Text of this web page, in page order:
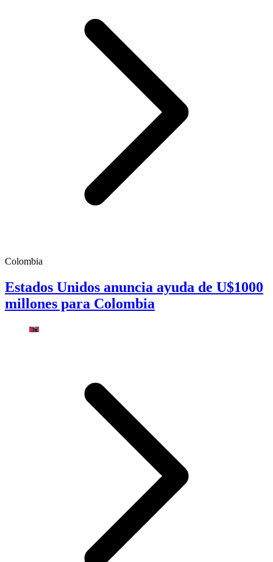
Colombia
Estados Unidos anuncia ayuda de U$1000
millones para Colombia